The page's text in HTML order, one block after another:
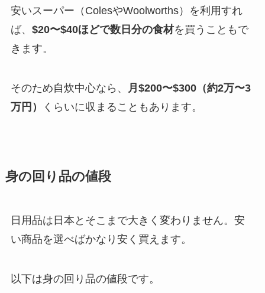
安いスーパー（ColesやWoolworths）を利用すれ
ば、 $20〜$40ほどで数日分の食材を買うこともで
きます。
そのため自炊中心なら、
月$200〜$300（約2万〜3
万円）
くらいに収まることもあります。
身の回り品の値段
日用品は日本とそこまで大きく変わりません。安
い商品を選べばかなり安く買えます。
以下は身の回り品の値段です。